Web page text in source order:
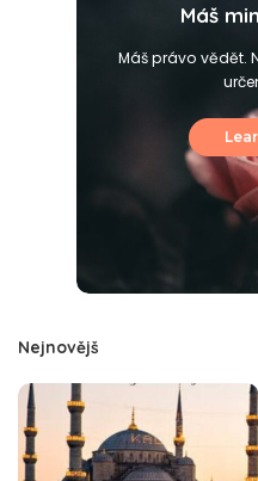
Máš
Máš právo vědět.
Nejnovějš